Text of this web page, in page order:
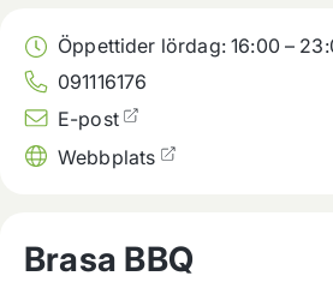
Öppettider lördag:16:00–
091116176
E-post
Webbplats
Brasa BBQ